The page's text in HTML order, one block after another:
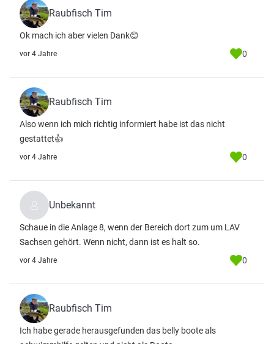
Raubfisch Tim
Ok mach ich aber vielen Dank😊
vor 4 Jahre 0
Raubfisch Tim
Also wenn ich mich richtig informiert habe ist das nicht
gestattet👍
vor 4 Jahre 0
Unbekannt
Schaue in die Anlage 8, wenn der Bereich dort zum um LAV
Sachsen gehört. Wenn nicht, dann ist es halt so.
vor 4 Jahre 0
Raubfisch Tim
Ich habe gerade herausgefunden das belly boote als